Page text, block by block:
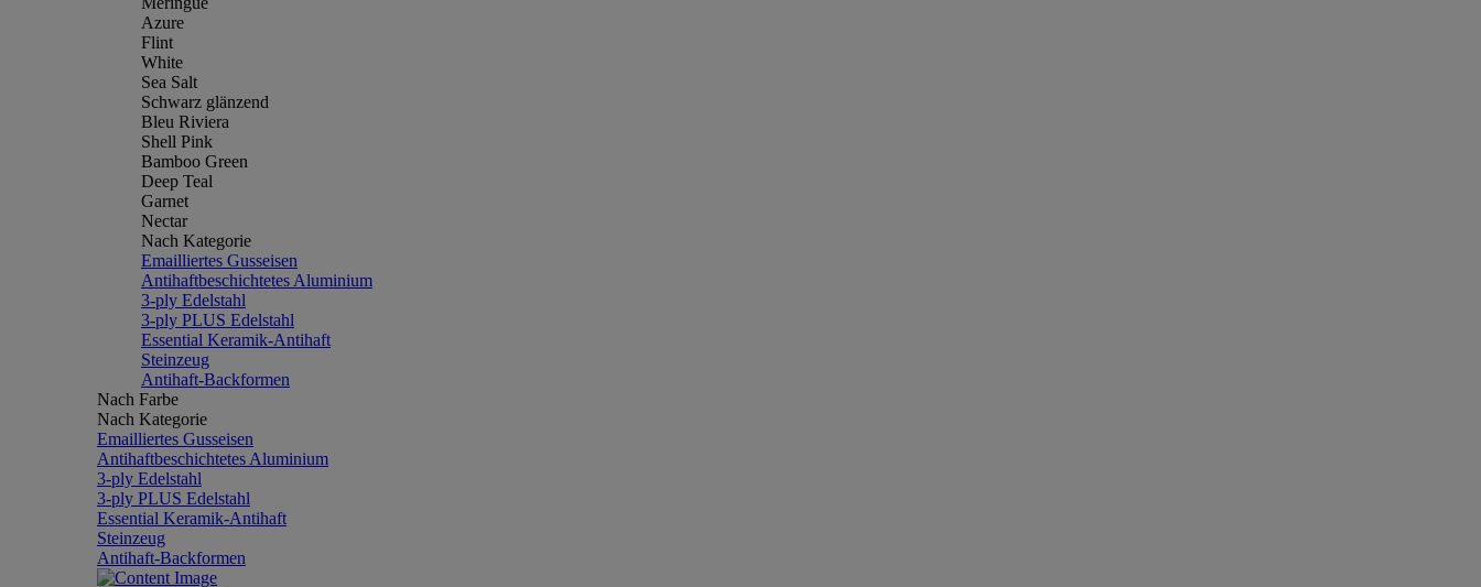
Azure
Flint
White
Sea Salt
Schwarz glänzend
Bleu Riviera
Shell Pink
Bamboo Green
Deep Teal
Garnet
Nectar
Nach Kategorie
Emailliertes Gusseisen
Antihaftbeschichtetes Aluminium
3-ply Edelstahl
3-ply PLUS Edelstahl
Essential Keramik-Antihaft
Steinzeug
Antihaft-Backformen
Nach Farbe
Nach Kategorie
Emailliertes Gusseisen
Antihaftbeschichtetes Aluminium
3-ply Edelstahl
3-ply PLUS Edelstahl
Essential Keramik-Antihaft
Steinzeug
Antihaft-Backformen